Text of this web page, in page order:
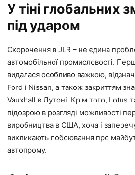
У тіні глобальних
під ударом
Скорочення в JLR – не єдина
автомобільної промисловості.
видалася особливо важкою,
Ford і Nissan, а також закриттям
Vauxhall в Лутоні. Крім того, Lotus
підозрою в розгляді можливості
виробництва в США, хоча і
викликають побоювання про
автопрому.